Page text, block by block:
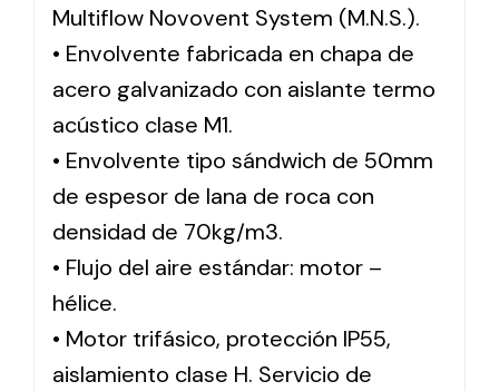
Multiflow Novovent System (M.N.S.).
• Envolvente fabricada en chapa de
acero galvanizado con aislante termo
acústico clase M1.
• Envolvente tipo sándwich de 50mm
de espesor de lana de roca con
densidad de 70kg/m3.
• Flujo del aire estándar: motor –
hélice.
• Motor trifásico, protección IP55,
aislamiento clase H. Servicio de